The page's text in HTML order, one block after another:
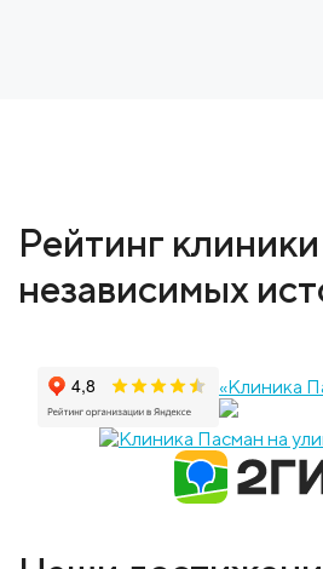
Рейтинг
независимых
«Клиника